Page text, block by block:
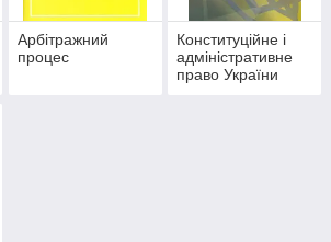
Арбітражний
процес
Конституційне і
адміністративне
право України